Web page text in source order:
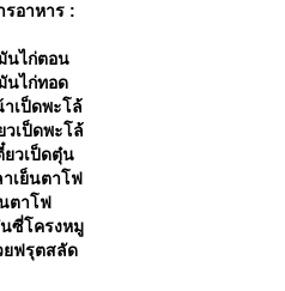
รอาหาร :
นไก่ตอน
นไก่ทอด
เป็ดพะโล้
วเป็ดพะโล้
ยวเป็ดตุ๋น
าเย็นตาโฟ
ตาโฟ
ซี่โครงหมู
ยฟรุตสลัด